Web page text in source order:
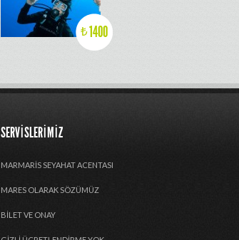
₺1400
SERVISLERIMIZ
MARMARIS SEYAHAT ACENTASI
MARES OLARAK SÖZÜMÜZ
BILET VE ONAY